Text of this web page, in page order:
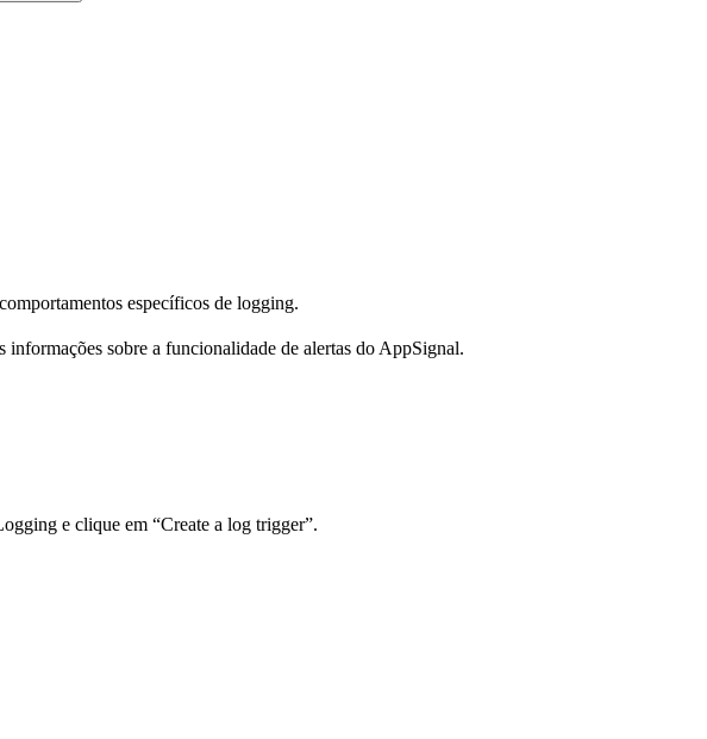
específicos de logging.
informações sobre a funcionalidade de alertas do AppSignal.
e clique em “Create a log trigger”.